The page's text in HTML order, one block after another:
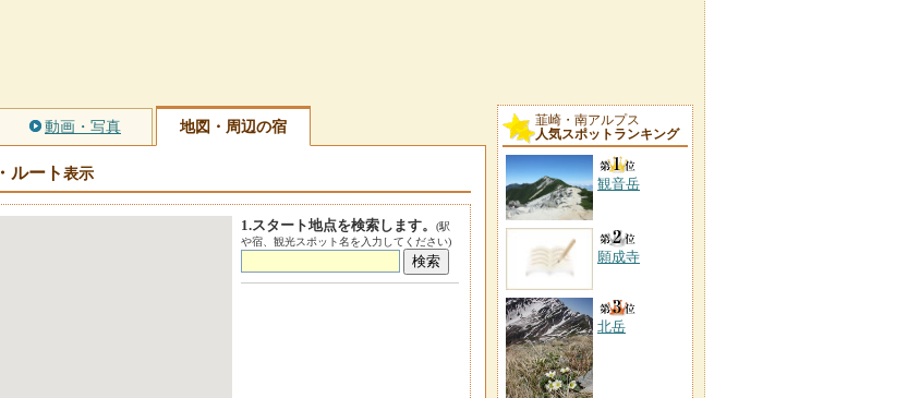
動画・写真 地図・周辺の宿
・ルート表示
1.スタート地点を検索します。
(駅
や宿、観光スポット名を入力してください)
韮崎・南アルプス
人気スポットランキング
観音岳
願成寺
北岳